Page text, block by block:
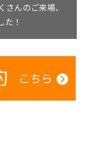
さんのご来場、
！